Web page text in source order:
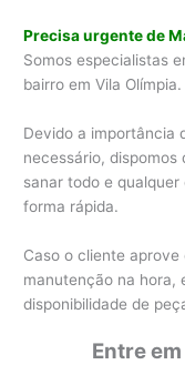
Precisa urgente de
Somos especialistas
bairro em Vila Olímpia.
Devido a importância
necessário,
sanar todo e
forma rápida.
Caso o cliente
manutenção na hora,
disponibilidade de
Entre